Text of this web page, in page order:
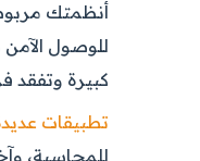
أنظمتك
للوصول
كبيرة وتفقد
تطبيقات
للمحاسبة،